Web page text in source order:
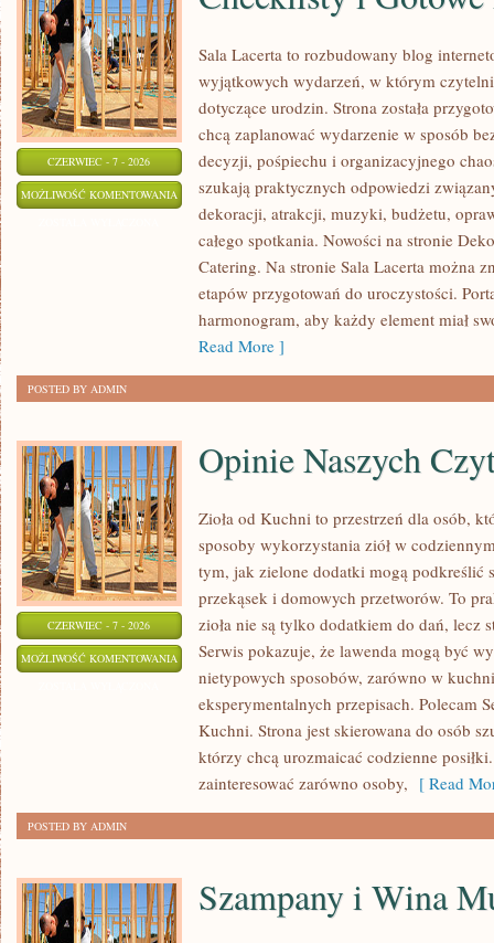
CZERWIEC - 7 - 2026
MOŻLIWOŚĆ KOMENTOWANIA CHECKLISTY
GOTOWE
PLANY
Sala Lacerta to rozbudowany blog
wyjątkowych wydarzeń, w którym
dotyczące urodzin. Strona została
chcą zaplanować wydarzenie w sposób
decyzji, pośpiechu i organizacyjnego
szukają praktycznych odpowiedzi
dekoracji, atrakcji, muzyki, budżetu,
całego spotkania. Nowości na stronie
Catering. Na stronie Sala Lacerta można
etapów przygotowań do uroczystości.
harmonogram, aby każdy element miał
Read More ]
POSTED BY ADMIN
CZERWIEC - 7 - 2026
MOŻLIWOŚĆ KOMENTOWANIA OPINIE
NASZYCH
CZYTELNIKÓW
Opinie Naszych
Zioła od Kuchni to przestrzeń dla osób,
sposoby wykorzystania ziół w
tym, jak zielone dodatki mogą podkreślić
przekąsek i domowych przetworów. To
zioła nie są tylko dodatkiem do dań, lecz
Serwis pokazuje, że lawenda mogą być
nietypowych sposobów, zarówno w
eksperymentalnych przepisach. Polecam
Kuchni. Strona jest skierowana do osób
którzy chcą urozmaicać codzienne
zainteresować zarówno osoby, [ Read
POSTED BY ADMIN
Szampany i Wina